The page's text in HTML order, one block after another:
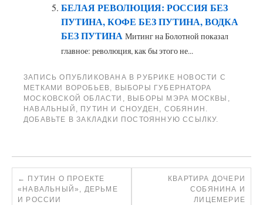
БЕЛАЯ РЕВОЛЮЦИЯ: РОССИЯ БЕЗ
ПУТИНА, КОФЕ БЕЗ ПУТИНА, ВОДКА
БЕЗ ПУТИНА Митинг на Болотной показал
главное: революция, как бы этого не...
ЗАПИСЬ ОПУБЛИКОВАНА В РУБРИКЕ НОВОСТИ С
МЕТКАМИ
ВОРОБЬЕВ, ВЫБОРЫ ГУБЕРНАТОРА
МОСКОВСКОЙ ОБЛАСТИ , ВЫБОРЫ МЭРА МОСКВЫ ,
НАВАЛЬНЫЙ , ПУТИН И СНОУДЕН , СОБЯНИН .
ДОБАВЬТЕ В ЗАКЛАДКИ
ПОСТОЯННУЮ ССЫЛКУ.
←
ПУТИН О ПРОЕКТЕ
«НАВАЛЬНЫЙ», ДЕРЬМЕ
И РОССИИ
КВАРТИРА ДОЧЕРИ
СОБЯНИНА И
ЛИЦЕМЕРИЕ